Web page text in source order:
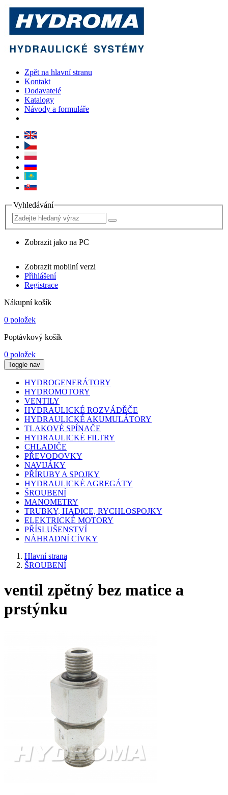
Zpět na hlavní stranu
Kontakt
Dodavatelé
Katalogy
Návody a formuláře
Vyhledávání
Zobrazit jako na PC
Zobrazit mobilní verzi
Přihlášení
Registrace
Nákupní košík
0 položek
Poptávkový košík
0 položek
Toggle nav
HYDROGENERÁTORY
HYDROMOTORY
VENTILY
HYDRAULICKÉ ROZVÁDĚČE
HYDRAULICKÉ AKUMULÁTORY
TLAKOVÉ SPÍNAČE
HYDRAULICKÉ FILTRY
CHLADIČE
PŘEVODOVKY
NAVIJÁKY
PŘÍRUBY A SPOJKY
HYDRAULICKÉ AGREGÁTY
ŠROUBENÍ
MANOMETRY
TRUBKY, HADICE, RYCHLOSPOJKY
ELEKTRICKÉ MOTORY
PŘÍSLUŠENSTVÍ
NÁHRADNÍ CÍVKY
Hlavní strana
ŠROUBENÍ
ventil zpětný bez matice a
prstýnku